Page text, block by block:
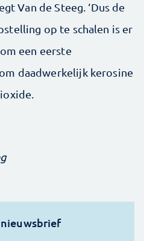
Van de Steeg. ‘Dus de
op te schalen is er
een eerste
daadwerkelijk kerosine